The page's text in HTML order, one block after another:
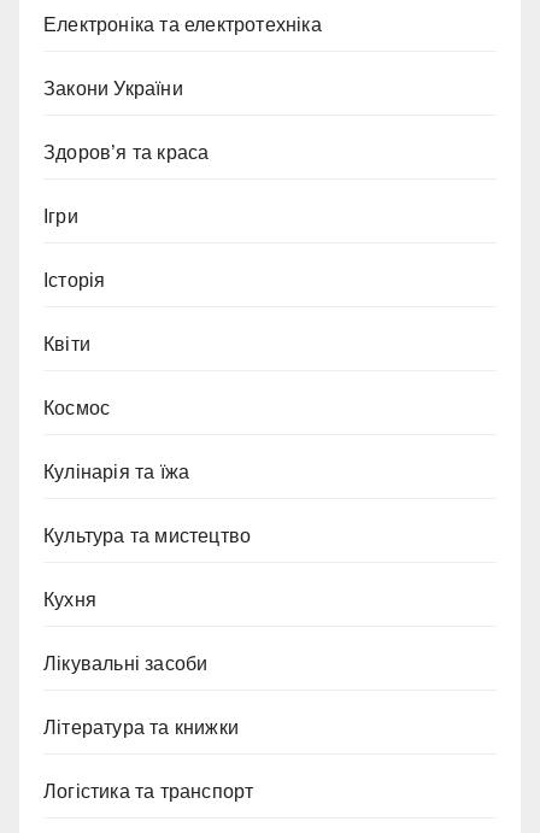
Електроніка та електротехніка
Закони України
Здоров’я та краса
Ігри
Історія
Квіти
Космос
Кулінарія та їжа
Культура та мистецтво
Кухня
Лікувальні засоби
Література та книжки
Логістика та транспорт